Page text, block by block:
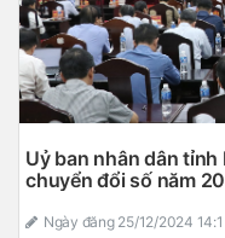
Uỷ ban nhân dân tỉnh
chuyển đổi số năm
Ngày đăng 25/12/2024 14:1